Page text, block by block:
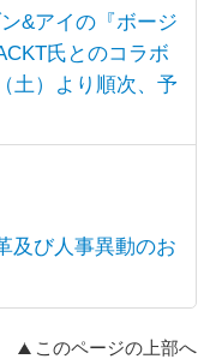
&アイの『ボージ
氏とのコラボ
土）より順次、予
及び人事異動のお
このページの上部へ